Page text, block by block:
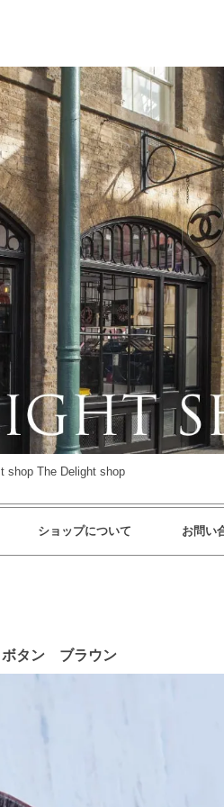
shop The Delight shop
ショップについて お問い
タン ブラウン